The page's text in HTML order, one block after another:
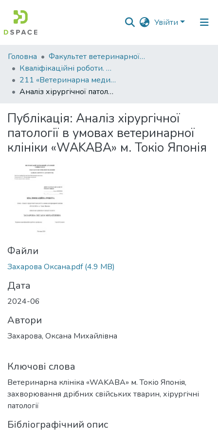
Увійти
Фонди
та
зібрання
Пошук за критеріями
Статистика
Головна
Факультет ветеринарної медицини
Кваліфікаційні роботи. Факультет ветеринарної медицини
211 «Ветеринарна медицина» - Магістри 2023-2024
Аналіз хірургічної патології в умовах ветеринарної клініки «WAKABA» м. Токіо Японія
Публікація: Аналіз хірургічної
патології в умовах ветеринарної
клініки «WAKABA» м. Токіо Японія
Файли
Захарова Оксана.pdf(4.9 MB)
Дата
2024-06
Автори
Захарова, Оксана Михайлівна
Ключові слова
Ветеринарна клініка «WAKABA» м. Токіо Японія,
захворювання дрібних свійських тварин, хірургічні
патології
Бібліографічний опис